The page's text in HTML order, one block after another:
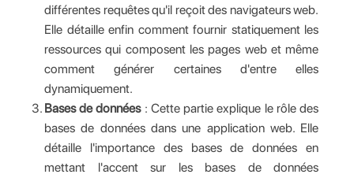
différentes requêtes qu'il reçoit des navigateurs web.
Elle détaille enfin comment fournir statiquement les
ressources qui composent les pages web et même
comment générer certaines d'entre elles
dynamiquement.
Bases de données: Cette partie explique le rôle des
bases de données dans une application web. Elle
détaille l'importance des bases de données en
mettant l'accent sur les bases de données